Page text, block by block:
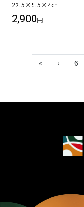
22.5×9.5×4㎝
2,900円
« ‹ 6